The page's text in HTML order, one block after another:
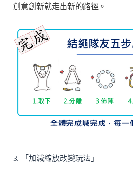
創意創新就走出新的路徑。
3. 「加減縮放改變玩法」